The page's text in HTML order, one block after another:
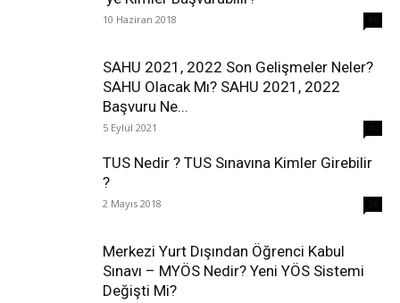
10 Haziran 2018
SAHU 2021, 2022 Son Gelişmeler Neler?
SAHU Olacak Mı? SAHU 2021, 2022
Başvuru Ne...
5 Eylül 2021
TUS Nedir ? TUS Sınavına Kimler Girebilir
?
2 Mayıs 2018
Merkezi Yurt Dışından Öğrenci Kabul
Sınavı – MYÖS Nedir? Yeni YÖS Sistemi
Değişti Mi?